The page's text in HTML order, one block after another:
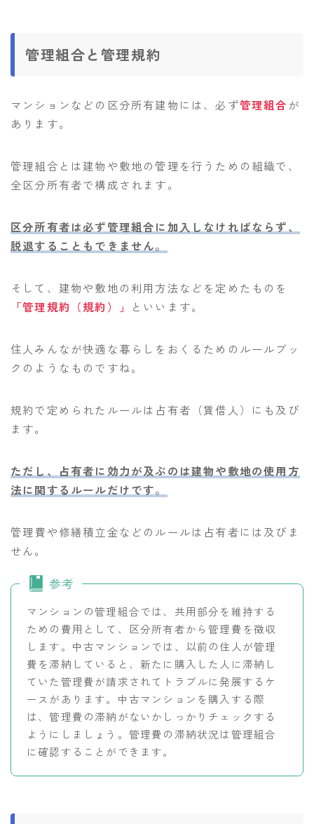
管理組合と管理規約
マンションなどの区分所有建物には、必ず管理組合 が
あります。
管理組合とは建物や敷地の管理を行うための組織で、
全区分所有者で構成されます。
区分所有者は必ず管理組合に加入しなければならず、
脱退することもできません。
そして、建物や敷地の利用方法などを定めたものを
「管理規約（規約）」
といいます。
住人みんなが快適な暮らしをおくるためのルールブッ
クのようなものですね。
規約で定められたルールは占有者（賃借人）にも及び
ます。
ただし、占有者に効力が及ぶのは建物や敷地の使用方
法に関するルールだけです。
管理費や修繕積立金などのルールは占有者には及びま
せん。
参考
マンションの管理組合では、共用部分を維持する
ための費用として、区分所有者から管理費を徴収
します。中古マンションでは、以前の住人が管理
費を滞納していると、新たに購入した人に滞納し
ていた管理費が請求されてトラブルに発展するケ
ースがあります。中古マンションを購入する際
は、管理費の滞納がないかしっかりチェックする
ようにしましょう。管理費の滞納状況は管理組合
に確認することができます。